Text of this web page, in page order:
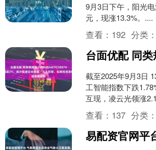
9月3日下午，阳光
元，现涨13.3%。....
查看： 192 分类：
截至2025年9月3日
工智能指数下跌
互现，凌云光领涨
1.98%，云从科技上
查看： 137 分类